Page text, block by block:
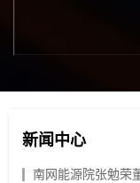
新闻中心
南网能源院张勉荣